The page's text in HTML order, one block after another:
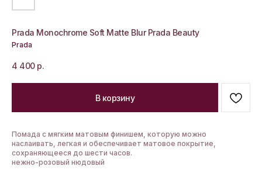
Prada Monochrome Soft Matte Blur Prada Beauty
Prada
4 400 р.
В корзину
Помада с мягким матовым финишем, которую можно
наслаивать, легкая и обеспечивает матовое покрытие,
сохраняющееся до шести часов.
нежно-розовый нюдовый